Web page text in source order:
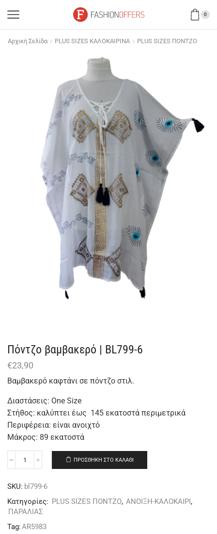
0
Αρχική Σελίδα PLUS SIZES ΚΑΛΟΚΑΙΡΙΝΑ PLUS SIZES ΠΟΝΤΖΟ
Πόντζο βαμβακερό | BL799-6
€23,90
Βαμβακερό καφτάνι σε πόντζο στιλ.
Διαστάσεις: One Size
Στήθος: καλύπτει έως 145 εκατοστά περιμετρικά
Περιφέρεια: είναι ανοιχτό
Μάκρος: 89 εκατοστά
ΠΡΟΣΘΉΚΗ ΣΤΟ ΚΑΛΆΘΙ
SKU: bl799-6
Κατηγορίες: PLUS SIZES ΠΟΝΤΖΟ, ΑΝΟΙΞΗ-ΚΑΛΟΚΑΙΡΙ ,
ΠΑΡΑΛΙΑΣ
Tag:AR5983